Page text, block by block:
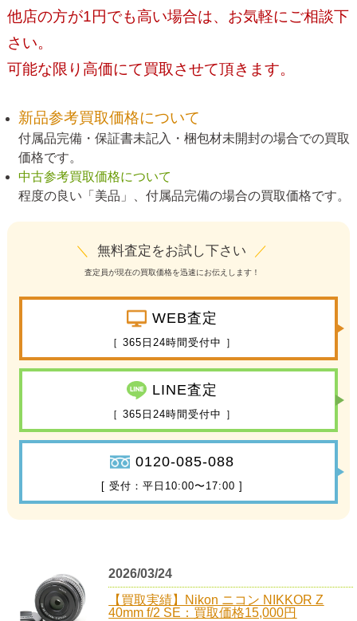
他店の方が1円でも高い場合は、お気軽にご相談下
さい。
可能な限り高価にて買取させて頂きます。
新品参考買取価格について
付属品完備・保証書未記入・梱包材未開封の場合での買取
価格です。
中古参考買取価格について
程度の良い「美品」、付属品完備の場合の買取価格です。
＼ 無料査定をお試し下さい ／
査定員が現在の買取価格を迅速にお伝えします！
WEB査定
［ 365日24時間受付中 ］
LINE査定
［ 365日24時間受付中 ］
0120-085-088
[ 受付：平日10:00〜17:00 ]
2026/03/24
【買取実績】Nikon ニコン NIKKOR Z
40mm f/2 SE：買取価格15,000円